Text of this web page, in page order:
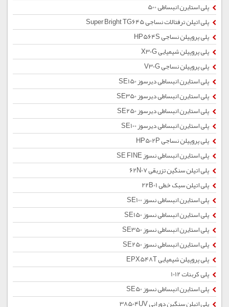
پلی استایرن انبساطی 500
پلی اتیلن ترفتالات نساجی Super Bright TG645
پلی پروپیلن نساجی HP564S
پلی پروپیلن شیمیایی X30G
پلی پروپیلن نساجی V30G
پلی استایرن انبساطی دیرسوز SE150
پلی استایرن انبساطی دیرسوز SE350
پلی استایرن انبساطی دیرسوز SE250
پلی استایرن انبساطی دیرسوز SE100
پلی پروپیلن نساجی HP502P
پلی استایرن انبساطی نسوز SE FINE
پلی اتیلن سنگین تزریقی 62N07
پلی اتیلن سبک خطی 22B01
پلی استایرن انبساطی نسوز SE100
پلی استایرن انبساطی نسوز SE150
پلی استایرن انبساطی نسوز SE350
پلی استایرن انبساطی نسوز SE250
پلی پروپیلن شیمیایی EPX548T
پلی کربنات 1012
پلی استایرن انبساطی نسوز SE50
پلی اتیلن سنگین دورانی 38504UV